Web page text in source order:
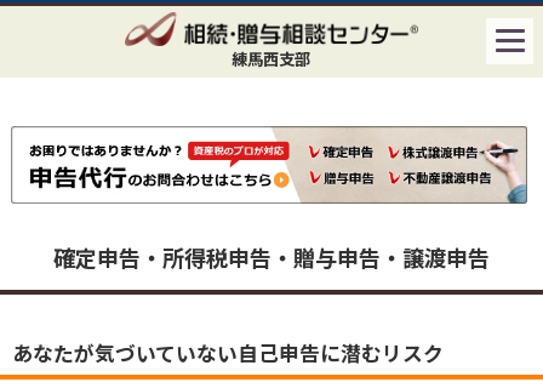
練馬西支部
確定申告・所得税申告・贈与申告・譲渡申告
あなたが気づいていない自己申告に潜むリスク